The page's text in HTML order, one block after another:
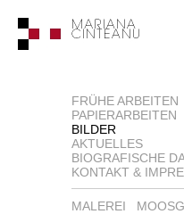
FRÜHE ARBEITEN
PAPIERARBEITEN
BILDER
AKTUELLES
BIOGRAFISCHE
KONTAKT &
MALEREI